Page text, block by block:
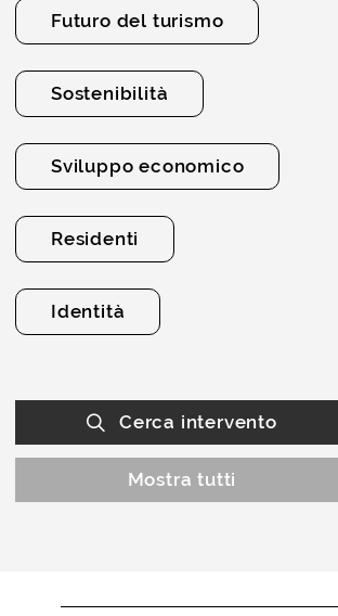
Futuro del turismo
Sostenibilità
Sviluppo economico
Residenti
Identità
Cerca intervento
Mostra tutti